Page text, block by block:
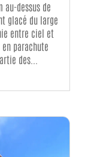
au-dessus de
glacé du large
entre ciel et
parachute
des...